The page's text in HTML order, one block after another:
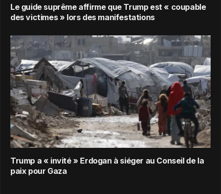
Le guide suprême affirme que Trump est « coupable
des victimes » lors des manifestations
Trump a « invité » Erdogan à siéger au Conseil de la
paix pour Gaza